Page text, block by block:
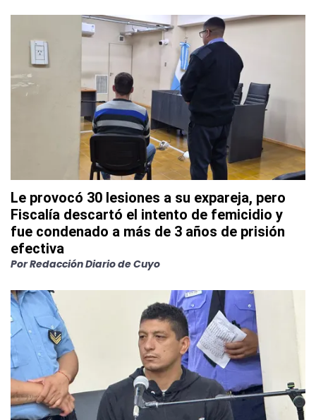
Le provocó 30 lesiones a su expareja, pero
Fiscalía descartó el intento de femicidio y
fue condenado a más de 3 años de prisión
efectiva
PorRedacción Diario de Cuyo